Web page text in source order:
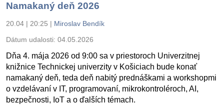
Namakaný deň 2026
20.04 | 20:25 | Miroslav Bendík
Dátum udalosti: 04.05.2026
Dňa 4. mája 2026 od 9:00 sa v priestoroch Univerzitnej
knižnice Technickej univerzity v Košiciach bude konať
namakaný deň, teda deň nabitý prednáškami a workshopmi
o vzdelávaní v IT, programovaní, mikrokontroléroch, AI,
bezpečnosti, IoT a o ďalších témach.